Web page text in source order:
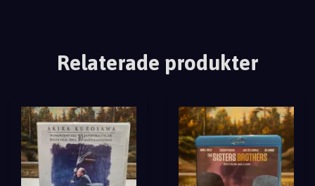
Relaterade produkter